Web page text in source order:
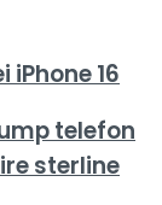
16
telefon
sterline